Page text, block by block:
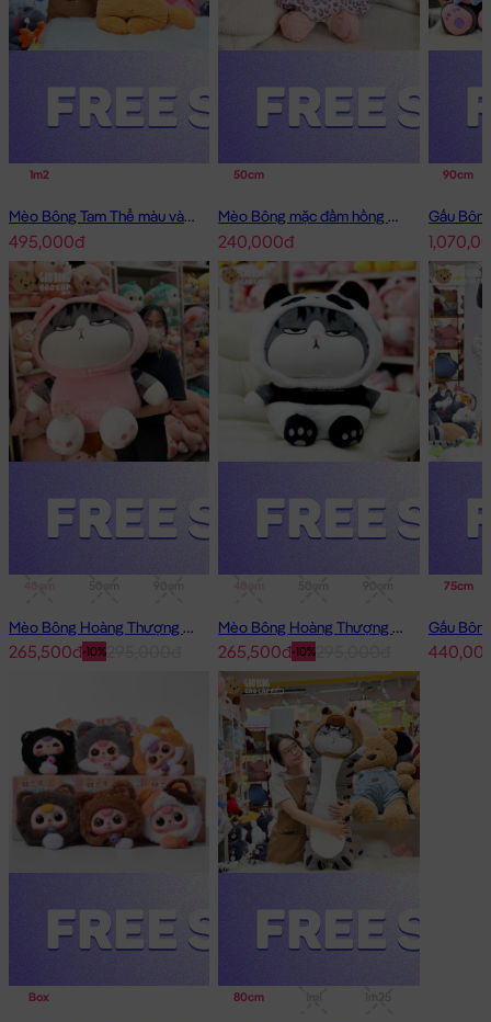
1m2
Mèo Bông Tam Thể màu vàng
495,000đ
50cm
Mèo Bông mặc đầm hồng má tim
240,000đ
90cm
Mèo Bông Hoàng Thượng Cosplay Thỏ Hồng
-10%
265,500đ
1m
Mèo Bông Hoàng Thượng Cosplay Panda
-10%
265,500đ
75cm
Box 80cm